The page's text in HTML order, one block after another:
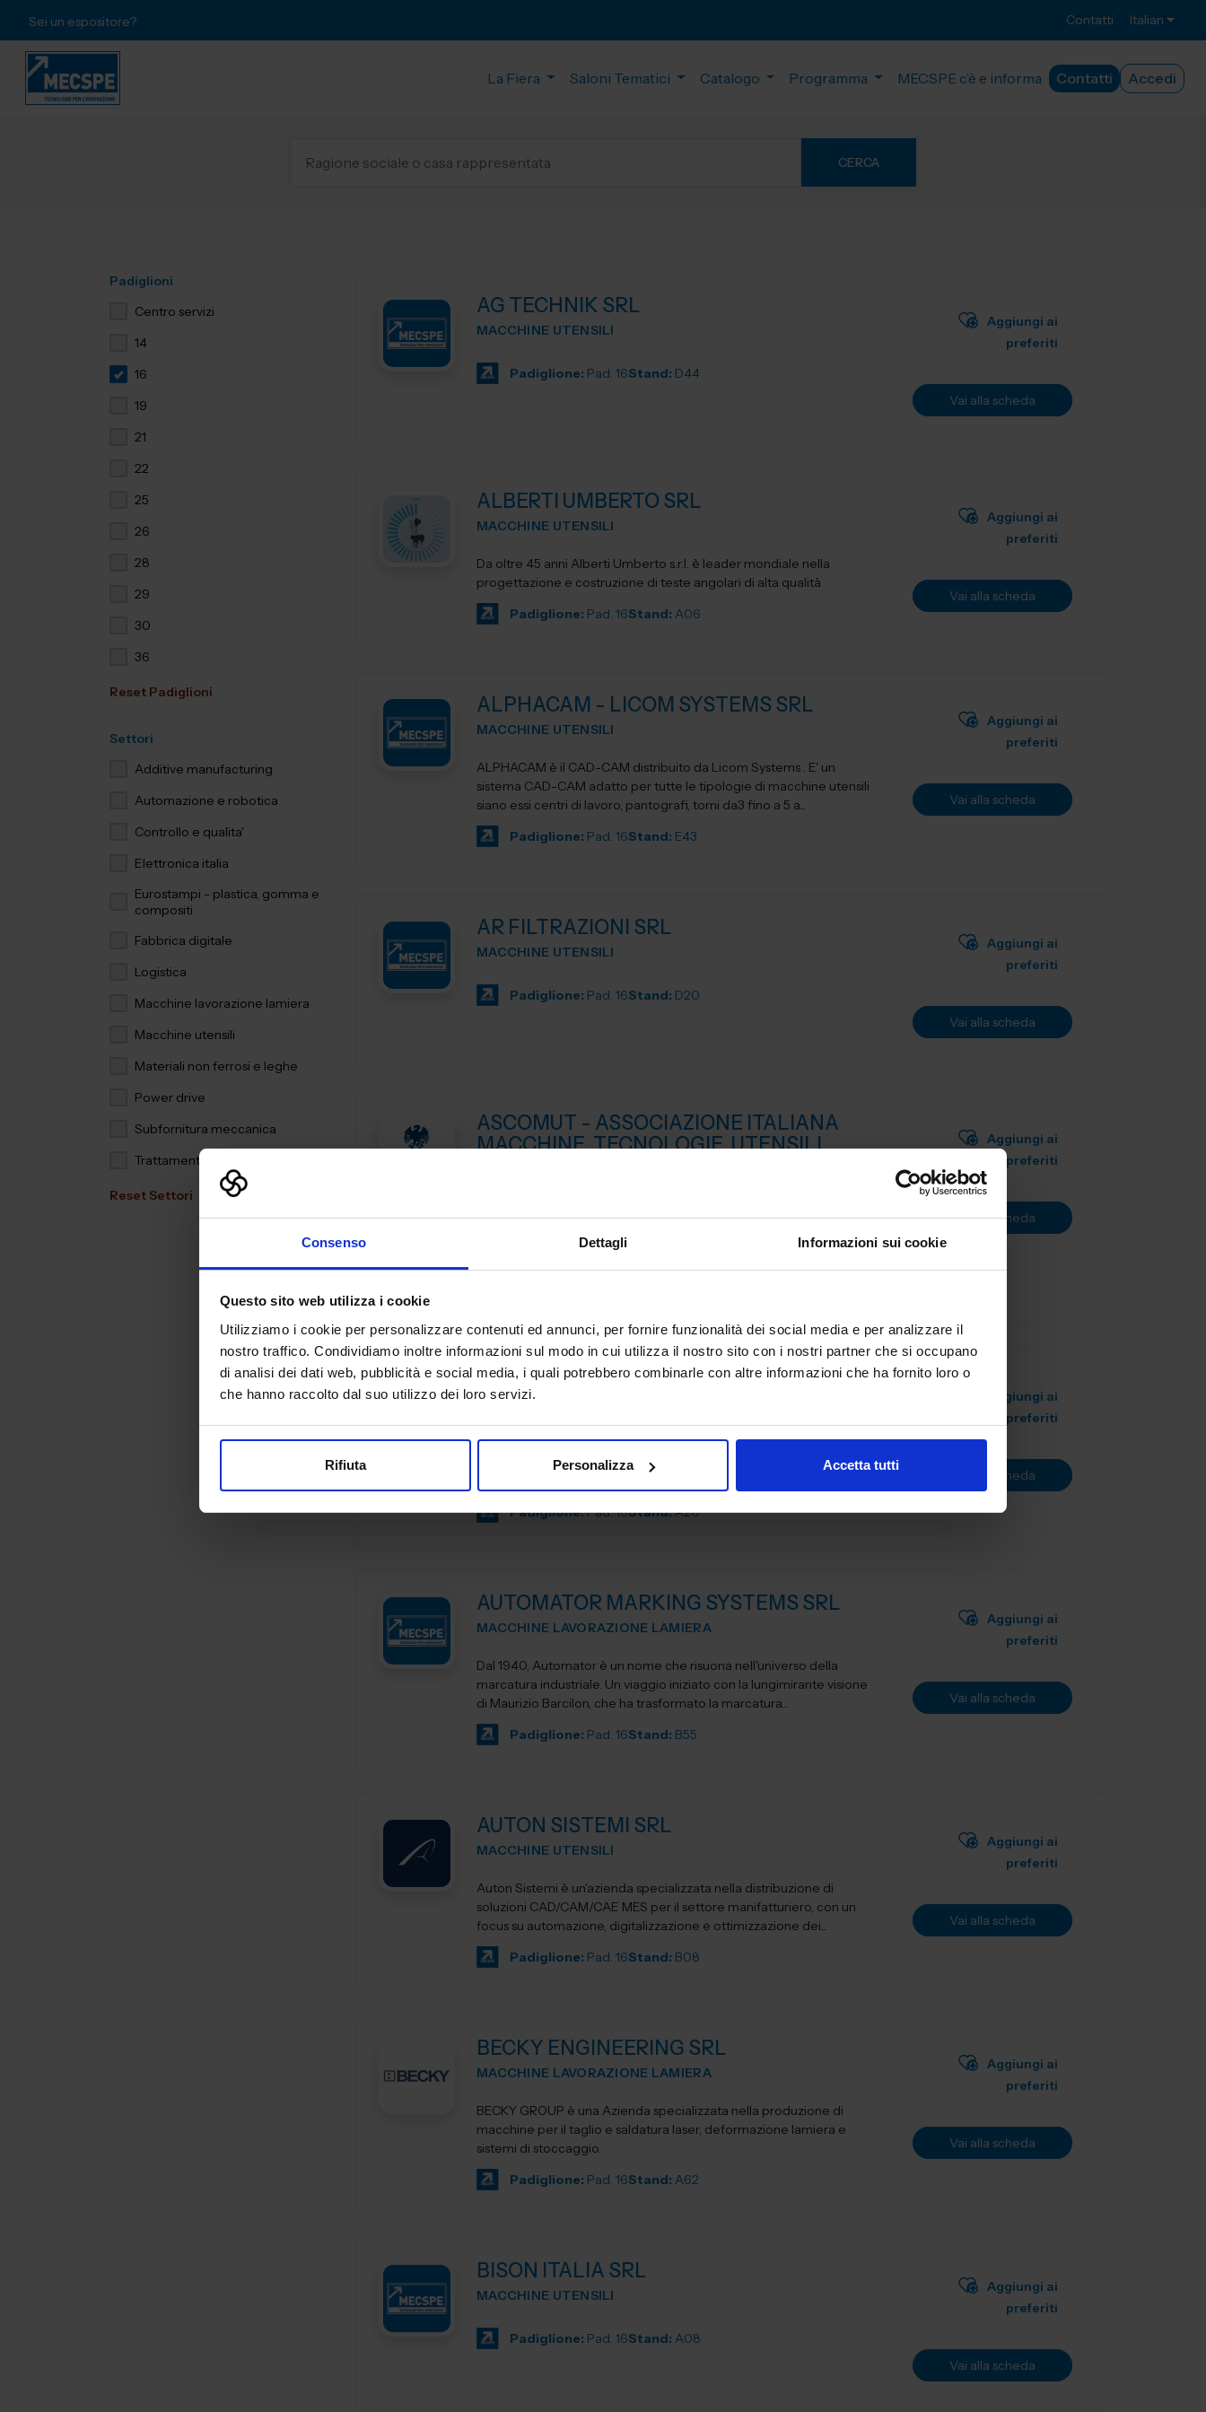
Consenso Dettagli Informazioni sui cookie
Questo sito web utilizza i cookie
Utilizziamo i cookie per personalizzare contenuti ed annunci, per fornire funzionalità dei social media e per analizzare il
nostro traffico. Condividiamo inoltre informazioni sul modo in cui utilizza il nostro sito con i nostri partner che si occupano
di analisi dei dati web, pubblicità e social media, i quali potrebbero combinarle con altre informazioni che ha fornito loro o
che hanno raccolto dal suo utilizzo dei loro servizi.
Rifiuta Personalizza Accetta tutti
Sei un espositore? Contatti Italian
La Fiera Saloni Tematici Catalogo Programma MECSPE c’è e informa Contatti Accedi
CERCA
Padiglioni
Centro servizi
14
16
19
21
22
25
26
28
29
30
36
Reset Padiglioni
Settori
Additive manufacturing
Automazione e robotica
Controllo e qualita'
Elettronica italia
Eurostampi - plastica, gomma e
compositi
Fabbrica digitale
Logistica
Macchine lavorazione lamiera
Macchine utensili
Materiali non ferrosi e leghe
Power drive
Subfornitura meccanica
Trattamenti e finiture
Reset Settori
AG TECHNIK SRL
MACCHINE UTENSILI
Padiglione: Pad. 16Stand: D44
Aggiungi ai
preferiti
Vai alla scheda
ALBERTI UMBERTO SRL
MACCHINE UTENSILI
Da oltre 45 anni Alberti Umberto s.r.l. è leader mondiale nella
progettazione e costruzione di teste angolari di alta qualità
Padiglione: Pad. 16Stand: A06
Aggiungi ai
preferiti
Vai alla scheda
ALPHACAM - LICOM SYSTEMS SRL
MACCHINE UTENSILI
ALPHACAM è il CAD-CAM distribuito da Licom Systems . E' un
sistema CAD-CAM adatto per tutte le tipologie di macchine utensili
siano essi centri di lavoro, pantografi, torni da3 fino a 5 a...
Padiglione: Pad. 16Stand: E43
Aggiungi ai
preferiti
Vai alla scheda
AR FILTRAZIONI SRL
MACCHINE UTENSILI
Padiglione: Pad. 16Stand: D20
Aggiungi ai
preferiti
Vai alla scheda
ASCOMUT - ASSOCIAZIONE ITALIANA
MACCHINE, TECNOLOGIE, UTENSILI
ASCOMUT è l’Associazione imprenditoriale del Sistema
Confcommercio che rappresenta le aziende che operano
Aggiungi ai
preferiti
Vai alla scheda
AUTOBLOK SPA
SMW‑AUTOBLOK è tra i principali produttori a livello mondiale di
attrezzature di serraggio per macchine utensili di tornitura, fresatura
Padiglione:Pad. 16Stand:A20
Aggiungi ai
preferiti
Vai alla scheda
AUTOMATOR MARKING SYSTEMS SRL
MACCHINE LAVORAZIONE LAMIERA
Dal 1940, Automator è un nome che risuona nell'universo della
marcatura industriale. Un viaggio iniziato con la lungimirante visione
di Maurizio Barcilon, che ha trasformato la marcatura...
Padiglione: Pad. 16Stand: B55
Aggiungi ai
preferiti
Vai alla scheda
AUTON SISTEMI SRL
MACCHINE UTENSILI
Auton Sistemi è un'azienda specializzata nella distribuzione di
soluzioni CAD/CAM/CAE MES per il settore manifatturiero, con un
focus su automazione, digitalizzazione e ottimizzazione dei...
Padiglione: Pad. 16Stand: B08
Aggiungi ai
preferiti
Vai alla scheda
BECKY ENGINEERING SRL
MACCHINE LAVORAZIONE LAMIERA
BECKY GROUP è una Azienda specializzata nella produzione di
macchine per il taglio e saldatura laser, deformazione lamiera e
sistemi di stoccaggio.
Padiglione: Pad. 16Stand: A62
Aggiungi ai
preferiti
Vai alla scheda
BISON ITALIA SRL
MACCHINE UTENSILI
Padiglione: Pad. 16Stand: A08
Aggiungi ai
preferiti
Vai alla scheda